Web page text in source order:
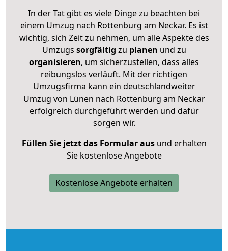
In der Tat gibt es viele Dinge zu beachten bei
einem Umzug nach Rottenburg am Neckar. Es ist
wichtig, sich Zeit zu nehmen, um alle Aspekte des
Umzugs sorgfältig zu planen und zu
organisieren, um sicherzustellen, dass alles
reibungslos verläuft. Mit der richtigen
Umzugsfirma kann ein deutschlandweiter
Umzug von Lünen nach Rottenburg am Neckar
erfolgreich durchgeführt werden und dafür
sorgen wir.
Füllen Sie jetzt das Formular ausund erhalten
Sie kostenlose Angebote
Kostenlose Angebote erhalten